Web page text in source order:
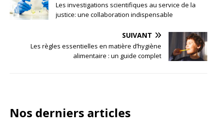
Les investigations scientifiques au service de la
justice: une collaboration indispensable
SUIVANT
Les règles essentielles en matière d’hygiène
alimentaire : un guide complet
Nos derniers articles